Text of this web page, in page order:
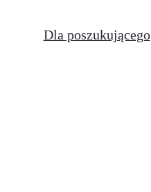
Dla poszukującego